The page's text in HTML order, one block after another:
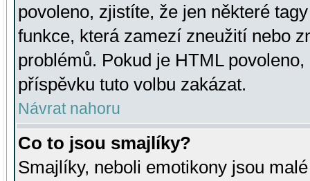
povoleno, zjistíte, že jen některé
funkce, která zamezí zneužití nebo
problémů. Pokud je HTML
příspěvku tuto volbu zakázat.
Návrat nahoru
Co to jsou smajlíky?
Smajlíky, neboli emotikony jsou